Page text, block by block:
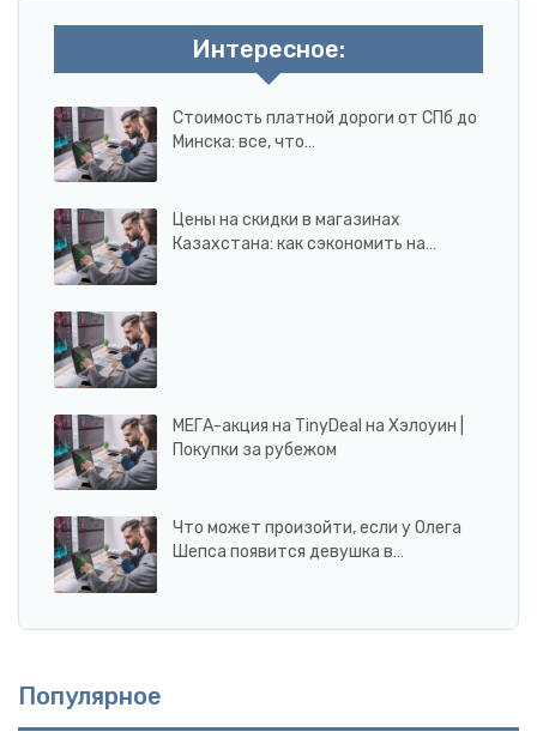
Интересное:
Стоимость платной дороги от СПб до
Минска: все, что…
Цены на скидки в магазинах
Казахстана: как сэкономить на…
МЕГА-акция на TinyDeal на Хэлоуин |
Покупки за рубежом
Что может произойти, если у Олега
Шепса появится девушка в…
Популярное